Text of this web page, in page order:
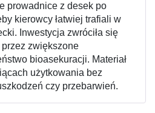
prowadnice z desek po
kierowcy łatwiej trafiali w
Inwestycja zwróciła się
zwiększone
bioasekuracji. Materiał
użytkowania bez
czy przebarwień.